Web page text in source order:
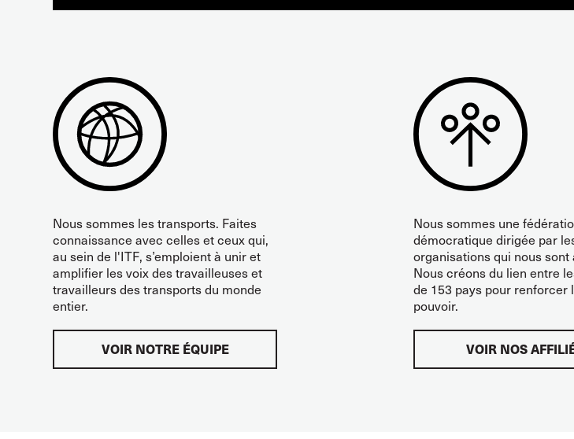
Nous sommes les transports. Faites
connaissance avec celles et ceux qui,
au sein de l'ITF, s’emploient à unir et
amplifier les voix des travailleuses et
travailleurs des transports du monde
entier.
VOIR NOTRE ÉQUIPE
Nous sommes une
démocratique dirigée par
organisations qui nous sont
Nous créons du lien entre
de 153 pays pour renforcer
pouvoir.
VOIR NOS